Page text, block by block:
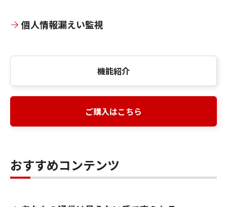
個人情報漏えい監視
機能紹介
ご購入はこちら
おすすめコンテンツ